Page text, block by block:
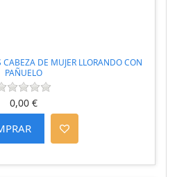
DE MUJER LLORANDO CON
PAÑUELO
0,00 €